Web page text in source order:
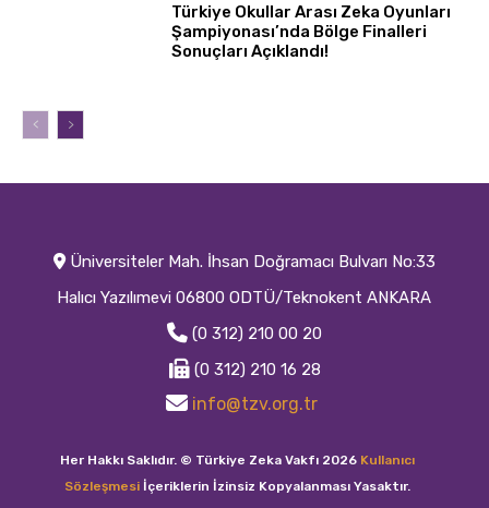
Türkiye Okullar Arası Zeka Oyunları
Şampiyonası’nda Bölge Finalleri
Sonuçları Açıklandı!
Üniversiteler Mah. İhsan Doğramacı Bulvarı No:33
Halıcı Yazılımevi 06800 ODTÜ/Teknokent ANKARA
(0 312) 210 00 20
(0 312) 210 16 28
info@tzv.org.tr
Her Hakkı Saklıdır. © Türkiye Zeka Vakfı 2026 Kullanıcı
Sözleşmesiİçeriklerin İzinsiz Kopyalanması Yasaktır.